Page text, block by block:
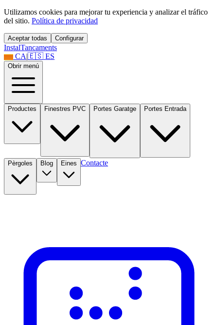
Utilizamos cookies para mejorar tu experiencia y analizar el tráfico
del sitio. Política de privacidad
Aceptar todas Configurar
InstalTancaments
CA|🇪🇸 ES
Obrir menú
Productes Finestres PVC Portes Garatge Portes Entrada
Pèrgoles Blog Eines Contacte